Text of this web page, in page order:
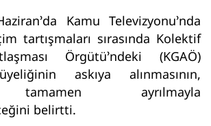
Kamu Televizyonu’nda
tartışmaları sırasında Kolektif
Örgütü’ndeki (KGAÖ)
askıya alınmasının,
ayrılmayla
belirtti.